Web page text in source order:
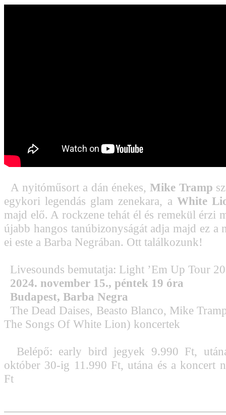
A nyitóműsort a dán énekes, Mike Tramp
egykori legendás glam zenekara, a White
majd elő. A rockzene tehát él és remekül érzi
újabb hangos tanúbizonyságát adja majd ez a
ei este a Barba Negrában. Ott találkozunk!
Livesounds bemutatja: Light ’Em Up Tour
2024. november 15., péntek 19 óra
Budapest, Barba Negra
The Dead Daises, Beasto Blanco, Mike
The Songs Of White Lion) koncertek
Belépő: early bird jegyek 9.990 Ft,
október 30-ig 11.990 Ft, utána és a koncert
Ft